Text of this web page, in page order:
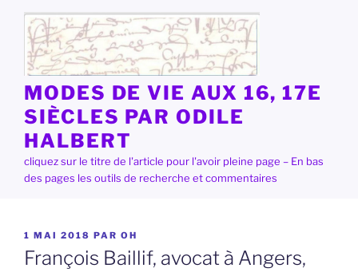
contenu
principal
MODES DE VIE AUX 16, 17E
SIÈCLES PAR ODILE
HALBERT
cliquez sur le titre de l'article pour l'avoir pleine page – En bas
des pages les outils de recherche et commentaires
PUBLIÉ
LE
1 MAI 2018 PAR OH
François Baillif, avocat à Angers,